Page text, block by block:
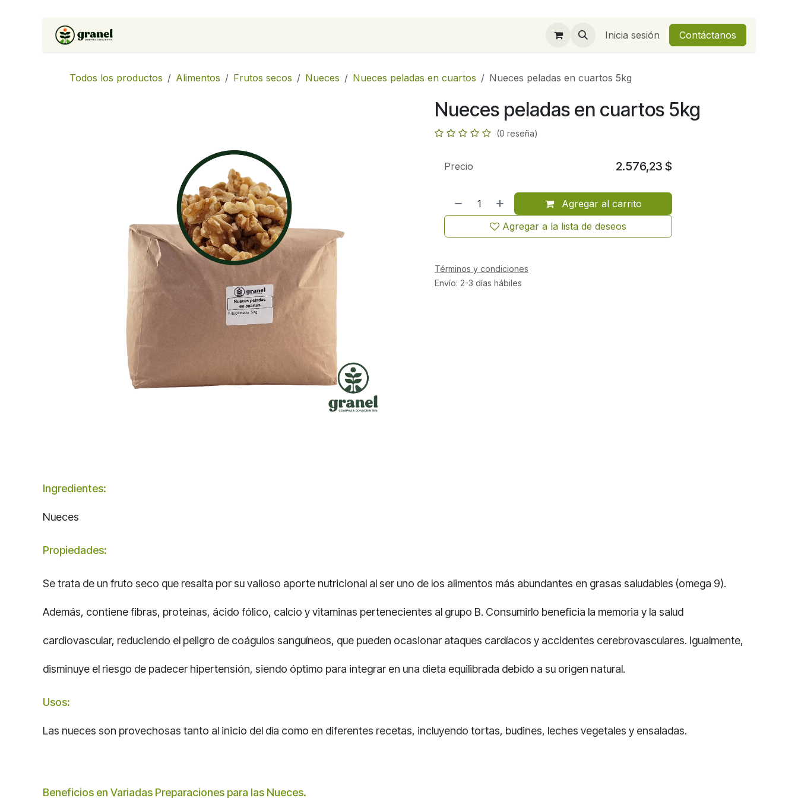
Ir al contenido
Inicia sesión Contáctanos
Todos los productos Alimentos Frutos secos Nueces Nueces peladas en cuartos Nueces peladas en cuartos 5kg
Nueces peladas en cuartos 5kg
(0 reseña)
Agregar al carrito
Agregar a la lista de deseos
Precio 2.576,23 $
Términos y condiciones
Envío: 2-3 días hábiles
Ingredientes:
Nueces
Propiedades:
Se trata de un fruto seco que resalta por su valioso aporte nutricional al ser uno de los alimentos más abundantes en grasas saludables (omega 9).
Además, contiene fibras, proteínas, ácido fólico, calcio y vitaminas pertenecientes al grupo B. Consumirlo beneficia la memoria y la salud
cardiovascular, reduciendo el peligro de coágulos sanguíneos, que pueden ocasionar ataques cardíacos y accidentes cerebrovasculares. Igualmente,
disminuye el riesgo de padecer hipertensión, siendo óptimo para integrar en una dieta equilibrada debido a su origen natural.
Usos:
Las nueces son provechosas tanto al inicio del día como en diferentes recetas, incluyendo tortas, budines, leches vegetales y ensaladas.
Beneficios en Variadas Preparaciones para las Nueces.